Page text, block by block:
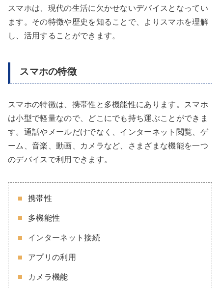
スマホは、現代の生活に欠かせないデバイスとなってい
ます。その特徴や歴史を知ることで、よりスマホを理解
し、活用することができます。
スマホの特徴
スマホの特徴は、携帯性と多機能性にあります。スマホ
は小型で軽量なので、どこにでも持ち運ぶことができま
す。通話やメールだけでなく、インターネット閲覧、ゲ
ーム、音楽、動画、カメラなど、さまざまな機能を一つ
のデバイスで利用できます。
携帯性
多機能性
インターネット接続
アプリの利用
カメラ機能